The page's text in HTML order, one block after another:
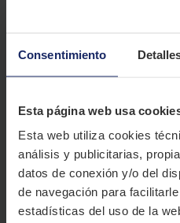
Consentimiento
Esta página web usa
Esta web utiliza cookies
análisis y publicitarias,
datos de conexión y/o del
de navegación para
estadísticas del uso de la
Estado de las escobillas
Nivel de líquido
Revisión del estado del coche para
Nivel de Aceite
Estado del filtro de aceite
Estado del filtro del
Estado del filtro aire
Estado del filtro de